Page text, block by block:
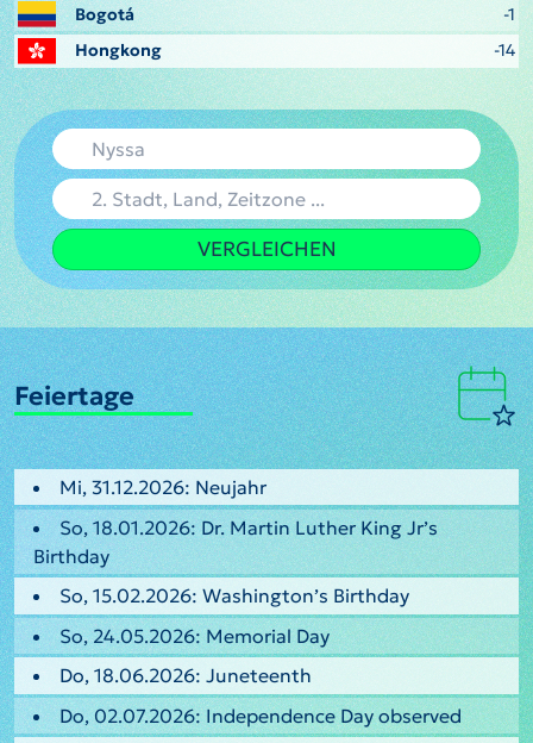
Bogotá
-1
Hongkong
-14
VERGLEICHEN
Feiertage
Mi, 31.12.2026: Neujahr
So, 18.01.2026: Dr. Martin Luther King Jr’s
Birthday
So, 15.02.2026: Washington’s Birthday
So, 24.05.2026: Memorial Day
Do, 18.06.2026: Juneteenth
Do, 02.07.2026: Independence Day observed